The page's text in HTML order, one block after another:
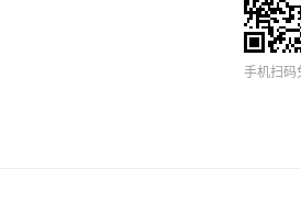
手机扫码